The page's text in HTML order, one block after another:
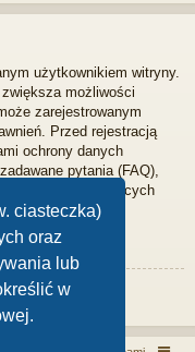
ciasteczka)
oraz
lub
w
użytkownikiem witryny.
możliwości
zarejestrowanym
Przed rejestracją
ochrony danych
pytania (FAQ),
zagadnień dotyczących